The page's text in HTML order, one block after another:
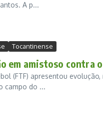
A p...
Tocantinense
em amistoso contra
(FTF) apresentou
campo do ...